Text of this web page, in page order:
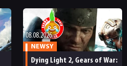
ma subskrybentów
08.08.2026
NEWSY
Dying Light 2, Gears of War: